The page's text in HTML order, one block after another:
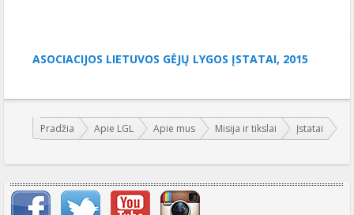
ASOCIACIJOS LIETUVOS GĖJŲ LYGOS ĮSTATAI, 2015
Jūs esate čia:
Pradžia Apie LGL Apie mus Misija ir tikslai Įstatai
Svarbių įrašų meniu